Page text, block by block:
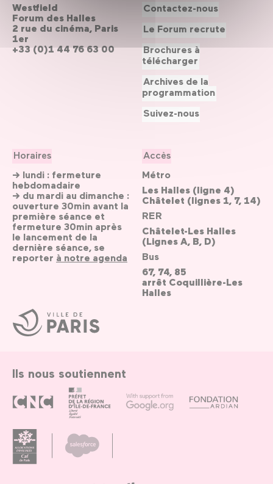
Ville
de
Paris
Westfield
Forum des Halles
2 rue du cinéma, Paris
1er
+33 (0)1 44 76 63 00
Horaires
→ lundi : fermeture
hebdomadaire
→ du mardi au dimanche :
ouverture 30min avant la
première séance et
fermeture 30min après
le lancement de la
dernière séance, se
reporter à notre agenda
Accès
Métro
Les Halles (ligne 4)
Châtelet (lignes 1, 7, 14)
RER
Châtelet-Les Halles
(Lignes A, B, D)
Bus
67, 74, 85
arrêt Coquillière-Les
Halles
Contactez-nous
Le Forum recrute
Brochures à
télécharger
Archives de la
programmation
Suivez-nous
Ils nous soutiennent